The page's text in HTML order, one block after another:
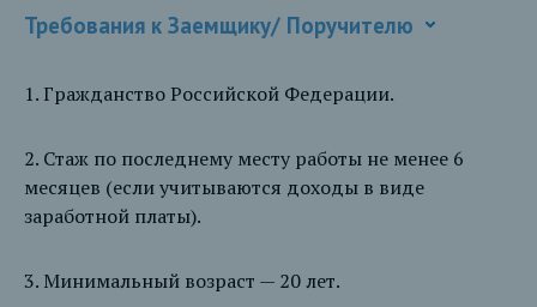
Требования к Заемщику/ Поручителю
1. Гражданство Российской Федерации.
2. Стаж по последнему месту работы не менее 6
месяцев (если учитываются доходы в виде
заработной платы).
3. Минимальный возраст — 20 лет.